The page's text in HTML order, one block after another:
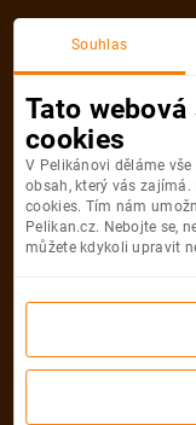
Souhlas
Tato
cookies
V Pelikánovi děláme
obsah, který vás
cookies. Tím nám
Pelikan.cz. Nebojte se,
můžete kdykoli upravit